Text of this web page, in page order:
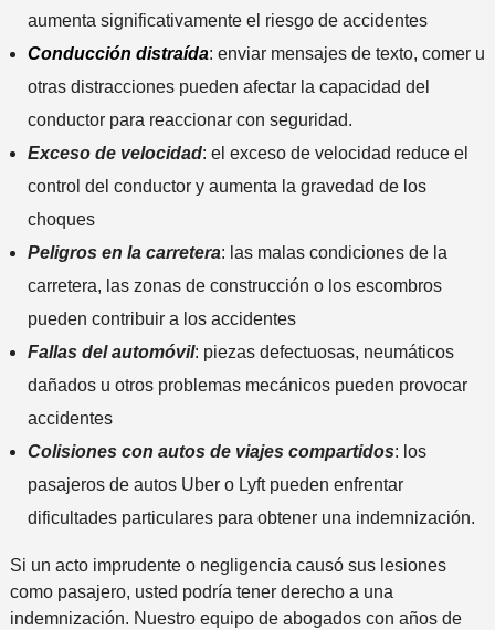
aumenta significativamente el riesgo de accidentes
Conducción distraída: enviar mensajes de texto, comer u
otras distracciones pueden afectar la capacidad del
conductor para reaccionar con seguridad.
Exceso de velocidad: el exceso de velocidad reduce el
control del conductor y aumenta la gravedad de los
choques
Peligros en la carretera: las malas condiciones de la
carretera, las zonas de construcción o los escombros
pueden contribuir a los accidentes
Fallas del automóvil: piezas defectuosas, neumáticos
dañados u otros problemas mecánicos pueden provocar
accidentes
Colisiones con autos de viajes compartidos: los
pasajeros de autos Uber o Lyft pueden enfrentar
dificultades particulares para obtener una indemnización.
Si un acto imprudente o negligencia causó sus lesiones
como pasajero, usted podría tener derecho a una
indemnización. Nuestro equipo de abogados con años de